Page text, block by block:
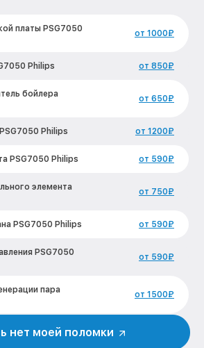
платы PSG7050
от 1000₽
Philips от 850₽
бойлера
от 650₽
Philips от 1200₽
PSG7050 Philips от 590₽
элемента
от 750₽
PSG7050 Philips от 590₽
PSG7050
от 590₽
пара
от 1500₽
чистка PSG7050
нет моей поломки